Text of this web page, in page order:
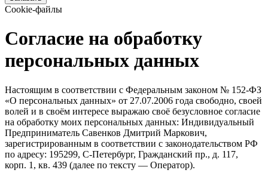
Cookie-файлы
Согласие на обработку
персональных данных
Настоящим в соответствии с Федеральным законом № 152‑ФЗ
«О персональных данных» от 27.07.2006 года свободно, своей
волей и в своём интересе выражаю своё безусловное согласие
на обработку моих персональных данных: Индивидуальный
Предприниматель Савенков Дмитрий Маркович,
зарегистрированным в соответствии с законодательством РФ
по адресу: 195299, С‑Петербург, Гражданский пр., д. 117,
корп. 1, кв. 439 (далее по тексту — Оператор).